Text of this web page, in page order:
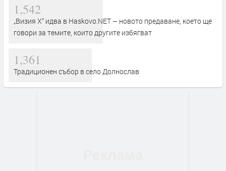
1,542
„Визия Х“ идва в Haskovo.NET – новото предаване, което ще
говори за темите, които другите избягват
1,361
Традиционен събор в село Долнослав